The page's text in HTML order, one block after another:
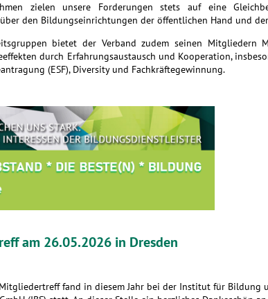
zielen unsere Forderungen stets auf eine
den Bildungseinrichtungen der öffentlichen Hand und
bietet der Verband zudem seinen Mitgliedern
durch Erfahrungsaustausch und Kooperation,
(ESF), Diversity und Fachkräftegewinnung.
am 26.05.2026 in Dresden
fand in diesem Jahr bei der Institut für Bildung